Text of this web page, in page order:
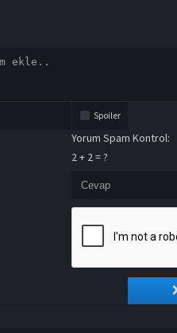
Spoiler
Yorum Spam Kontrol:
2 + 2 = ?